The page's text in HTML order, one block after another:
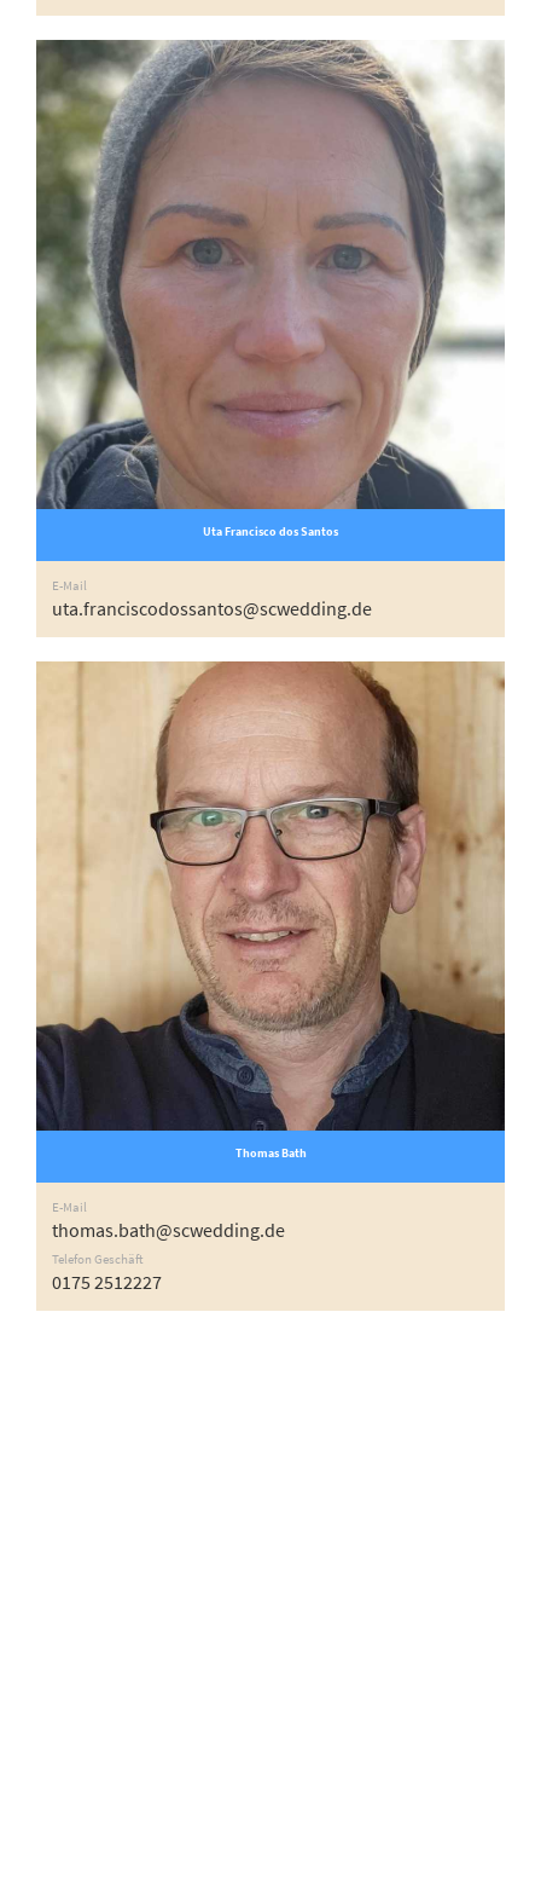
Uta Francisco dos Santos
E-Mail
uta.franciscodossantos@scwedding.de
Thomas Bath
E-Mail
thomas.bath@scwedding.de
Telefon Geschäft
0175 2512227